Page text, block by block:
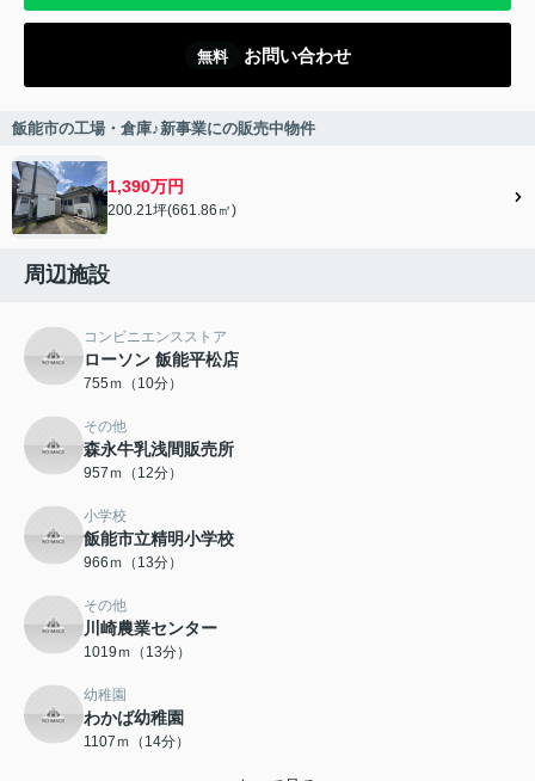
無料 お問い合わせ
飯能市の工場・倉庫♪新事業にの販売中物件
1,390万円
200.21坪(661.86㎡)
周辺施設
コンビニエンスストア
ローソン 飯能平松店
755ｍ（10分）
その他
森永牛乳浅間販売所
957ｍ（12分）
小学校
飯能市立精明小学校
966ｍ（13分）
その他
川崎農業センター
1019ｍ（13分）
幼稚園
わかば幼稚園
1107ｍ（14分）